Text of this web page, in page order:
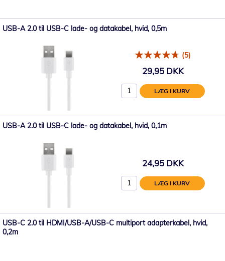
USB-A 2.0 til USB-C lade- og datakabel, hvid, 0,5m
(5)
29,95 DKK
LÆG I KURV
USB-A 2.0 til USB-C lade- og datakabel, hvid, 0,1m
24,95 DKK
LÆG I KURV
USB-C 2.0 til HDMI/USB-A/USB-C multiport adapterkabel, hvid,
0,2m